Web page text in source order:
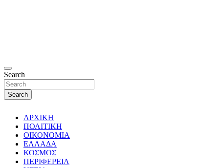
Search
Search
ΑΡΧΙΚΗ
ΠΟΛΙΤΙΚΗ
ΟΙΚΟΝΟΜΙΑ
ΕΛΛΑΔΑ
ΚΟΣΜΟΣ
ΠΕΡΙΦΕΡΕΙΑ